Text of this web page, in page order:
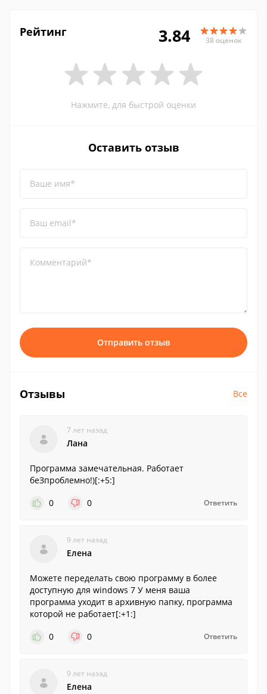
Рейтинг 3.84 38 оценок
Нажмите, для быстрой оценки
Оставить отзыв
Ваше имя*
Ваш email*
Комментарий*
Отправить отзыв
Отзывы Все
7 лет назад
Лана
Программа замечательная. Работает
беЗпроблемно!)[:+5:]
0
0 Ответить
9 лет назад
Елена
Можете переделать свою программу в более
доступную для windows 7 У меня ваша
программа уходит в архивную папку, программа
которой не работает[:+1:]
0
0 Ответить
9 лет назад
Елена